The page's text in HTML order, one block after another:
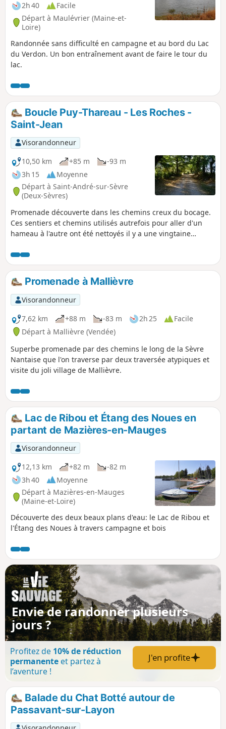
2h 40
Facile
Départ à Maulévrier (Maine-et-
Loire)
Randonnée sans difficulté en campagne et au bord du Lac
du Verdon. Un bon entraînement avant de faire le tour du
lac.
Boucle Puy-Thareau - Les Roches -
Saint-Jean
Visorandonneur
10,50 km
+85 m
-93 m
3h 15
Moyenne
Départ à Saint-André-sur-Sèvre
(Deux-Sèvres)
Promenade découverte dans les chemins creux du bocage.
Ces sentiers et chemins utilisés autrefois pour aller d'un
hameau à l'autre ont été nettoyés il y a une vingtaine
commune de Saint-André-sur-Sèvre. Ils sont depuis,
entretenus régulièrement par ces mêmes personnes.
Promenade à Mallièvre
Visorandonneur
7,62 km
+88 m -83 m 2h 25
Facile
Départ à Mallièvre (Vendée)
Superbe promenade par des chemins le long de la Sèvre
Nantaise que l'on traverse par deux traversée atypiques et
visite du joli village de Mallièvre.
Lac de Ribou et Étang des Noues en
partant de Mazières-en-Mauges
Visorandonneur
12,13 km
+82 m
-82 m
3h 40
Moyenne
Départ à Mazières-en-Mauges
(Maine-et-Loire)
Découverte des deux beaux plans d'eau: le Lac de Ribou et
l'Étang des Noues à travers campagne et bois
Envie de randonner plusieurs
jours ?
Profitez de 10% de réduction
permanenteet partez à
l’aventure !
J'en profite
Balade du Chat Botté autour de
Passavant-sur-Layon